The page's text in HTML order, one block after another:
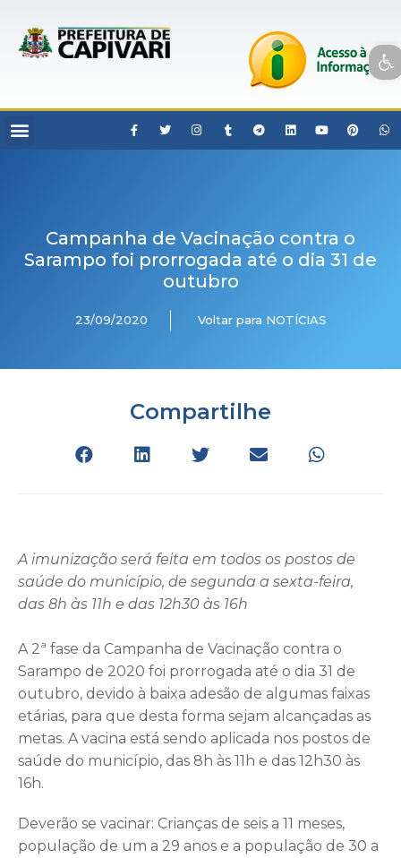
Open toolbar
Campanha de Vacinação contra o
Sarampo foi prorrogada até o dia 31 de
outubro
23/09/2020 Voltar para NOTÍCIAS
Compartilhe
A imunização será feita em todos os postos de
saúde do município, de segunda a sexta-feira,
das 8h às 11h e das 12h30 às 16h
A 2ª fase da Campanha de Vacinação contra o
Sarampo de 2020 foi prorrogada até o dia 31 de
outubro, devido à baixa adesão de algumas faixas
etárias, para que desta forma sejam alcançadas as
metas. A vacina está sendo aplicada nos postos de
saúde do município, das 8h às 11h e das 12h30 às
16h.
Deverão se vacinar: Crianças de seis a 11 meses,
população de um a 29 anos e a população de 30 a